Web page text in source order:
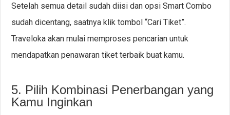
Setelah semua detail sudah diisi dan opsi Smart Combo
sudah dicentang, saatnya klik tombol “Cari Tiket”.
Traveloka akan mulai memproses pencarian untuk
mendapatkan penawaran tiket terbaik buat kamu.
5. Pilih Kombinasi Penerbangan yang
Kamu Inginkan